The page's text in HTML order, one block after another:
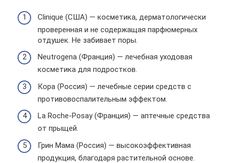
Clinique (США) — косметика, дерматологически
проверенная и не содержащая парфюмерных
отдушек. Не забивает поры.
Neutrogena (Франция) — лечебная уходовая
косметика для подростков.
Кора (Россия) — лечебные серии средств с
противовоспалительным эффектом.
La Roche-Posay (Франция) — аптечные средства
от прыщей.
Грин Мама (Россия) — высокоэффективная
продукция, благодаря растительной основе.